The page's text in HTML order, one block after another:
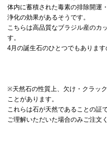
体内に蓄積された毒素の排除開運・
浄化の効果があるそうです。
こちらは高品質なブラジル産のカ
す。
4月の誕生石のひとつでもあります
※天然石の性質上、欠け・クラッ
ことがあります。
これらは石が天然であることの証
ご理解いただいた場合のみご注文